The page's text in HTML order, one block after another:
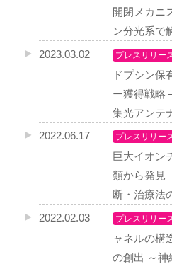
開閉メカニ
ン分光系で
2023.03.02
プレスリリー
ドプシン保
ー獲得戦略
集光アンテ
2022.06.17
プレスリリー
巨大イオン
類から発
断・治療法
2022.02.03
プレスリリー
ャネルの構
の創出 ～神